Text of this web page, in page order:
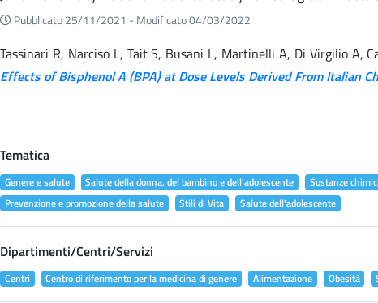
Pubblicato 25/11/2021 - Modificato 04/03/2022
Tassinari R, Narciso L, Tait S, Busani L, Martinelli A, Di Virgilio A,
Effects of Bisphenol A (BPA) at Dose Levels Derived From Italian
Tematica
Genere e salute Salute della donna, del bambino e dell'adolescente Sostanze
Prevenzione e promozione della salute
Stili di Vita Salute dell'adolescente
Dipartimenti/Centri/Servizi
Centri Centro di riferimento per la medicina di genere Alimentazione Obesità